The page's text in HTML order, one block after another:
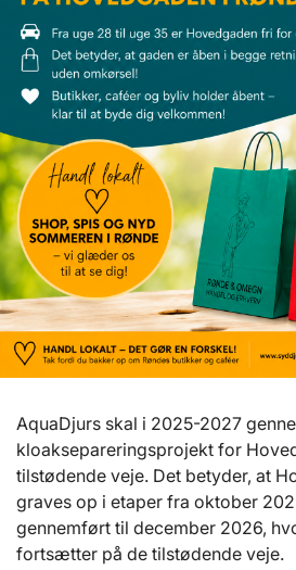
AquaDjurs skal i 2025-2027
kloaksepareringsprojekt for
tilstødende veje. Det betyder, at
graves op i etaper fra oktober
gennemført til december 2026,
fortsætter på de tilstødende veje.